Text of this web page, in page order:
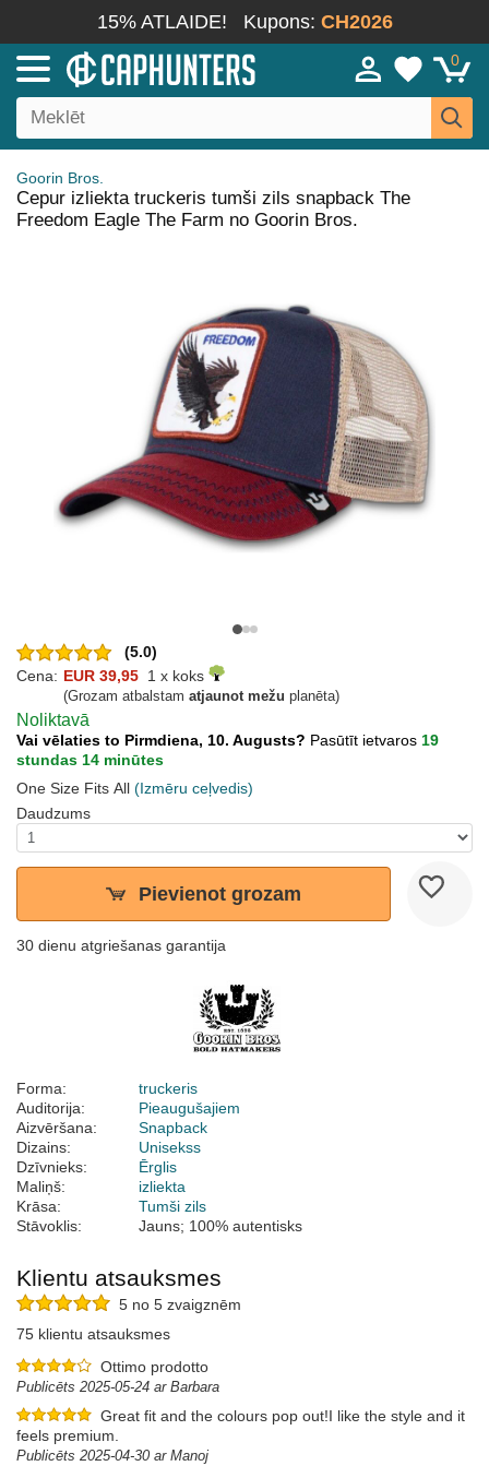
15% ATLAIDE! Kupons: CH2026
0
Goorin Bros.
Cepur izliekta truckeris tumši zils snapback The
Freedom Eagle The Farm no Goorin Bros.
(5.0)
Cena: EUR 39,95 1 x koks
(Grozam atbalstam atjaunot mežu planēta)
Noliktavā
Vai vēlaties to Pirmdiena, 10. Augusts? Pasūtīt ietvaros 19
stundas 14 minūtes
One Size Fits All (Izmēru ceļvedis)
Daudzums
Pievienot grozam
30 dienu atgriešanas garantija
Forma:
truckeris
Auditorija:
Pieaugušajiem
Aizvēršana:
Snapback
Dizains:
Unisekss
Dzīvnieks:
Ērglis
Maliņš:
izliekta
Krāsa:
Tumši zils
Stāvoklis:
Jauns; 100% autentisks
Klientu atsauksmes
5 no 5 zvaigznēm
75 klientu atsauksmes
Ottimo prodotto
Publicēts 2025-05-24 ar Barbara
Great fit and the colours pop out!I like the style and it
feels premium.
Publicēts 2025-04-30 ar Manoj